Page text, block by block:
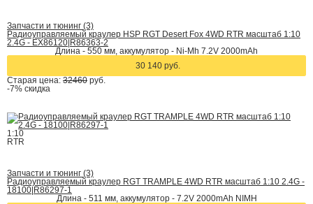
Запчасти и тюнинг (3)
Радиоуправляемый краулер HSP RGT Desert Fox 4WD RTR масштаб 1:10
2.4G - EX86120|R86363-2
Длина - 550 мм, аккумулятор - Ni-Mh 7.2V 2000mAh
30 140 руб.
Старая цена: 32460 руб.
-7% скидка
1:10
RTR
Запчасти и тюнинг (3)
Радиоуправляемый краулер RGT TRAMPLE 4WD RTR масштаб 1:10 2.4G -
18100|R86297-1
Длина - 511 мм, аккумулятор - 7.2V 2000mAh NIMH